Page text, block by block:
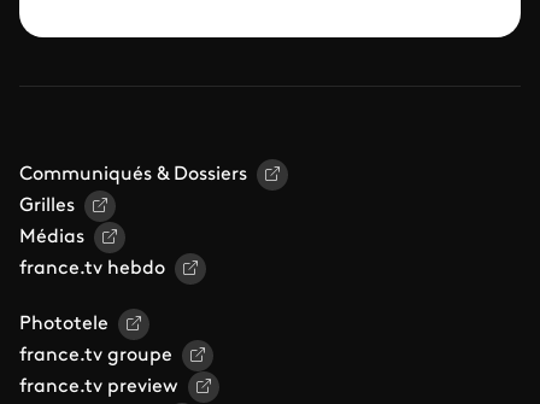
Communiqués & Dossiers
Grilles
Médias
france.tv hebdo
Phototele
france.tv groupe
france.tv preview